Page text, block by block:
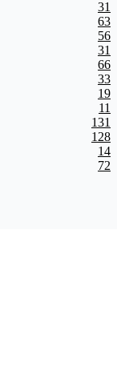
31
63
56
31
66
33
19
11
131
128
14
72